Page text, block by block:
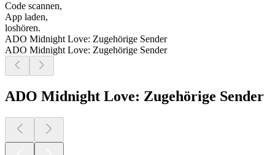
Code scannen,
App laden,
loshören.
ADO Midnight Love: Zugehörige Sender
ADO Midnight Love: Zugehörige Sender
ADO Midnight Love: Zugehörige Sender